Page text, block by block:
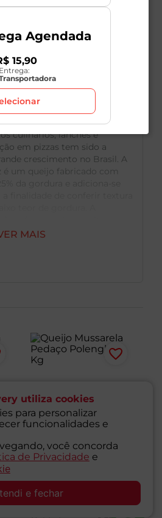
utiliza cookies
para personalizar
funcionalidades e
você concorda
de Privacidade e
e fechar
fresco (sem maturação) em
culinários, lanches e
em pizzas tem sido a
crescimento no Brasil. A
é um queijo fabricado com
tradicional, sendo este o
MAIS
Queijo Mussarela
Pedaço Polenghi Kg
Agendada
15,90
Entrega: